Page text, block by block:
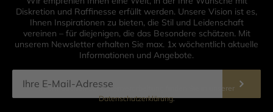
Diskretion und Raffinesse erfüllt werden. Unsere Vision ist es,
Ihnen Inspirationen zu bieten, die Stil und Leidenschaft
vereinen – für diejenigen, die das Besondere schätzen. Mit
unserem Newsletter erhalten Sie max. 1x wöchentlich aktuelle
Informationen und Angebote.
Informationen zur Datenverarbeitung finden Sie in unserer
Datenschutzerklärung.